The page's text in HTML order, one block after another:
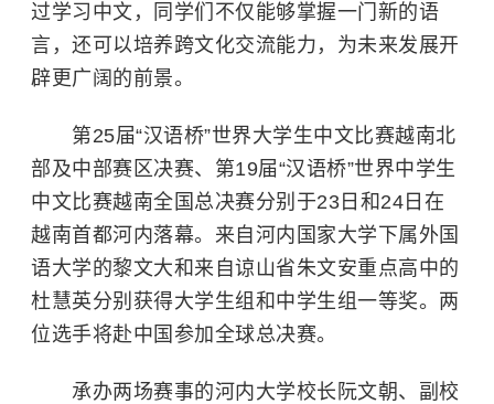
过学习中文，同学们不仅能够掌握一门新的语
言，还可以培养跨文化交流能力，为未来发展开
辟更广阔的前景。
第25届“汉语桥”世界大学生中文比赛越南北
部及中部赛区决赛、第19届“汉语桥”世界中学生
中文比赛越南全国总决赛分别于23日和24日在
越南首都河内落幕。来自河内国家大学下属外国
语大学的黎文大和来自谅山省朱文安重点高中的
杜慧英分别获得大学生组和中学生组一等奖。两
位选手将赴中国参加全球总决赛。
承办两场赛事的河内大学校长阮文朝、副校